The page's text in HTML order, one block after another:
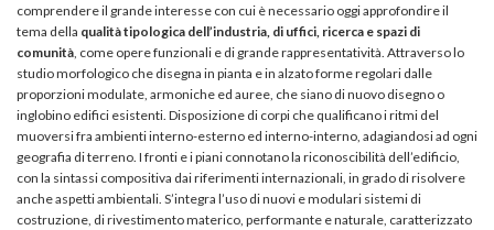
comprendere il grande interesse con cui è necessario oggi approfondire il
tema della qualità tipologica dell’industria, di uffici, ricerca e spazi di
comunità, come opere funzionali e di grande rappresentatività. Attraverso lo
studio morfologico che disegna in pianta e in alzato forme regolari dalle
proporzioni modulate, armoniche ed auree, che siano di nuovo disegno o
inglobino edifici esistenti. Disposizione di corpi che qualificano i ritmi del
muoversi fra ambienti interno-esterno ed interno-interno, adagiandosi ad ogni
geografia di terreno. I fronti e i piani connotano la riconoscibilità dell’edificio,
con la sintassi compositiva dai riferimenti internazionali, in grado di risolvere
anche aspetti ambientali. S’integra l’uso di nuovi e modulari sistemi di
costruzione, di rivestimento materico, performante e naturale, caratterizzato